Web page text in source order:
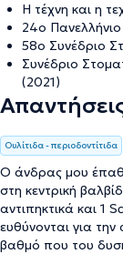
Η τέχνη και η
24ο
58ο Συνέδριο
Συνέδριο
(2021)
Ουλίτιδα - περιοδοντίτιδα
Ο άνδρας μου
στη κεντρική
αντιπηκτικά και 1
ευθύνονται για
βαθμό που του